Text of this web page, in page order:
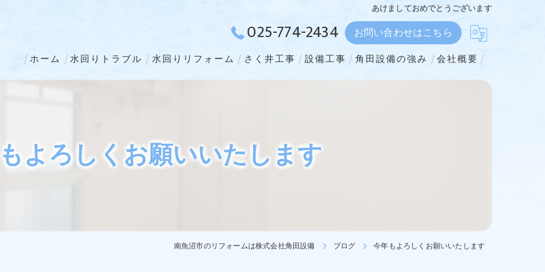
あけましておめでとうございます
025-774-2434 お問い合わせはこちら
ホーム 水回りトラブル 水回りリフォーム さく井工事 設備工事 角田設備の強み 会社概要
よろしくお願いいたします
南魚沼市のリフォームは株式会社角田設備 ブログ 今年もよろしくお願いいたします